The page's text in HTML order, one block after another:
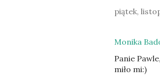
piątek,
Monika
Panie Pawle,
miło mi:)